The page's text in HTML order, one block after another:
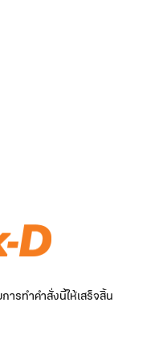
รทำคำสั่งนี้ให้เสร็จสิ้น